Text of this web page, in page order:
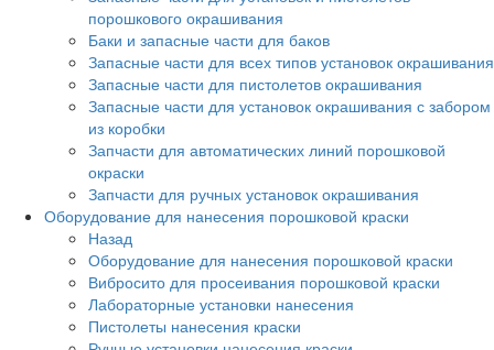
порошкового окрашивания
Баки и запасные части для баков
Запасные части для всех типов установок окрашивания
Запасные части для пистолетов окрашивания
Запасные части для установок окрашивания с забором
из коробки
Запчасти для автоматических линий порошковой
окраски
Запчасти для ручных установок окрашивания
Оборудование для нанесения порошковой краски
Назад
Оборудование для нанесения порошковой краски
Вибросито для просеивания порошковой краски
Лабораторные установки нанесения
Пистолеты нанесения краски